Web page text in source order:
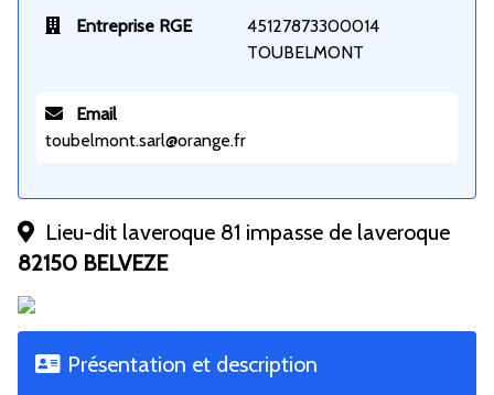
Entreprise RGE
45127873300014
TOUBELMONT
Email
toubelmont.sarl@orange.fr
Lieu-dit laveroque 81 impasse de laveroque
82150 BELVEZE
Présentation et description